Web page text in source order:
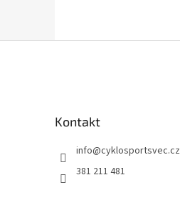
Kontakt
info@cyklosportsvec.cz
381 211 481